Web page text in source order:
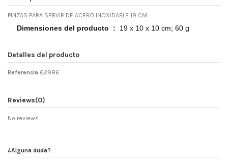
PINZAS PARA SERVIR DE ACERO INOXIDABLE 19 CM
Dimensiones del producto ‏ : ‎ 19 x 10 x 10 cm; 60 g
Detalles del producto
Referencia 62986
Reviews(0)
No reviews
¿Alguna duda?